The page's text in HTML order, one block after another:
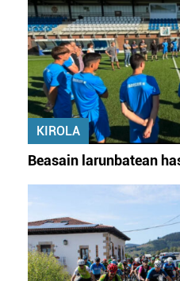
KIROLA
Beasain larunbatean